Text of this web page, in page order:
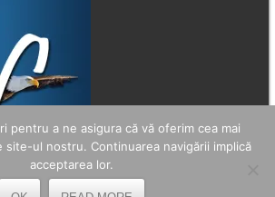
pentru a ne asigura că vă oferim cea mai
site-ul nostru. Continuarea navigării implică
acceptarea lor.